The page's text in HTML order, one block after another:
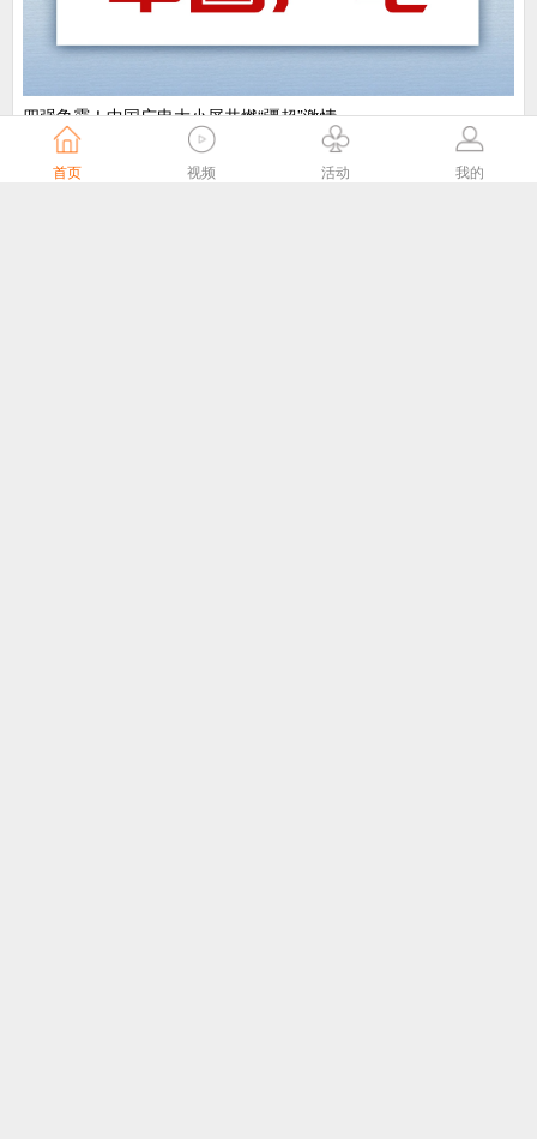
​四强争霸！中国广电大小屏共燃“疆超”激情
中国广电
首页 视频 活动 我的